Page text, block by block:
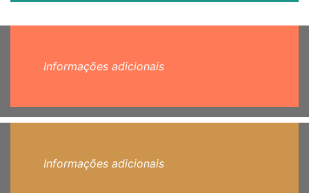
Informações adicionais
Informações adicionais